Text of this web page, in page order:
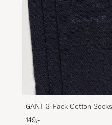
GANT 3-Pack Cotton Socks
Marine
149,-